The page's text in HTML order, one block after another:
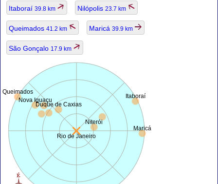
Itaboraí 39.8 km Nilópolis 23.7 km
Queimados 41.2 km Maricá 39.9 km
São Gonçalo 17.9 km
Rio de Janeiro
Nova Iguaçu
Duque de Caxias
Niterói
Itaboraí
Queimados
Maricá